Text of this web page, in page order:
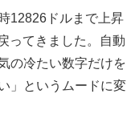
12826ドルまで上昇
ってきました。自動
の冷たい数字だけを
」というムードに変